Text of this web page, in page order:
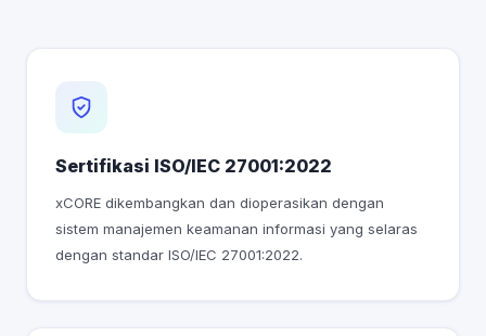
Sertifikasi ISO/IEC 27001:2022
xCORE dikembangkan dan dioperasikan dengan
sistem manajemen keamanan informasi yang selaras
dengan standar ISO/IEC 27001:2022.